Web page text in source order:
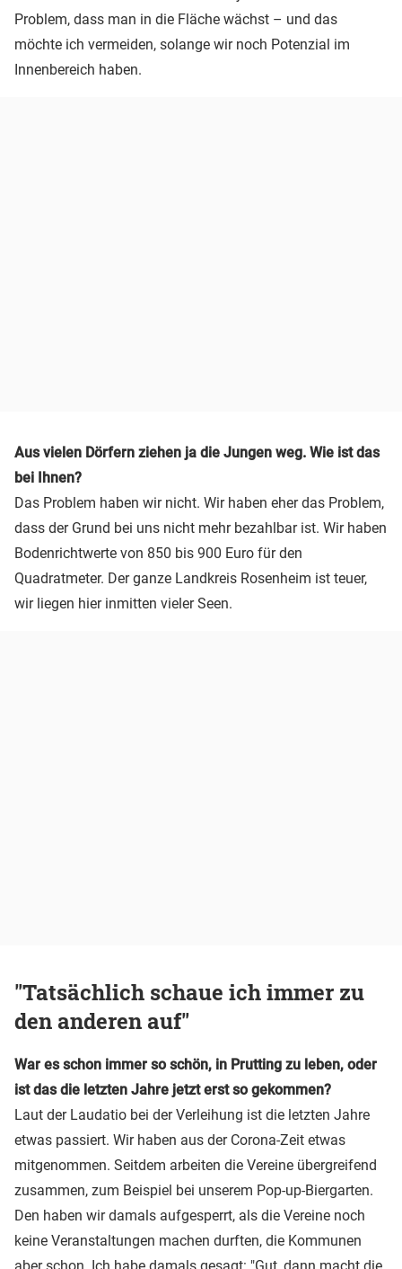
Problem, dass man in die Fläche wächst – und das
möchte ich vermeiden, solange wir noch Potenzial im
Innenbereich haben.
Aus vielen Dörfern ziehen ja die Jungen weg. Wie ist das
bei Ihnen?
Das Problem haben wir nicht. Wir haben eher das Problem,
dass der Grund bei uns nicht mehr bezahlbar ist. Wir haben
Bodenrichtwerte von 850 bis 900 Euro für den
Quadratmeter. Der ganze Landkreis Rosenheim ist teuer,
wir liegen hier inmitten vieler Seen.
"Tatsächlich schaue ich immer zu
den anderen auf"
War es schon immer so schön, in Prutting zu leben, oder
ist das die letzten Jahre jetzt erst so gekommen?
Laut der Laudatio bei der Verleihung ist die letzten Jahre
etwas passiert. Wir haben aus der Corona-Zeit etwas
mitgenommen. Seitdem arbeiten die Vereine übergreifend
zusammen, zum Beispiel bei unserem Pop-up-Biergarten.
Den haben wir damals aufgesperrt, als die Vereine noch
keine Veranstaltungen machen durften, die Kommunen